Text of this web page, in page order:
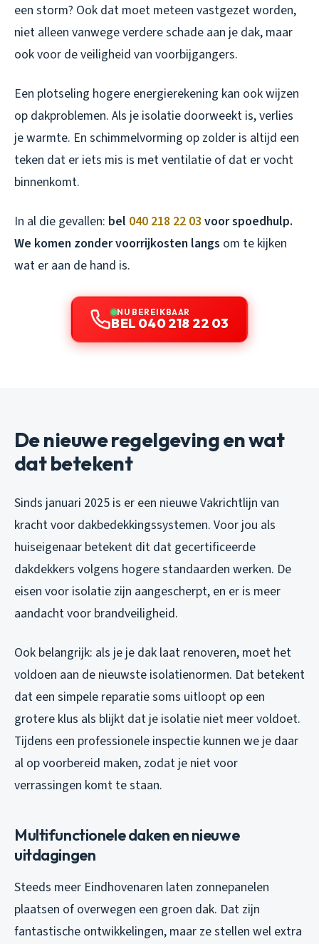
een storm? Ook dat moet meteen vastgezet worden,
niet alleen vanwege verdere schade aan je dak, maar
ook voor de veiligheid van voorbijgangers.
Een plotseling hogere energierekening kan ook wijzen
op dakproblemen. Als je isolatie doorweekt is, verlies
je warmte. En schimmelvorming op zolder is altijd een
teken dat er iets mis is met ventilatie of dat er vocht
binnenkomt.
In al die gevallen: bel 040 218 22 03 voor spoedhulp.
We komen zonder voorrijkosten langs om te kijken
wat er aan de hand is.
NU BEREIKBAAR
BEL 040 218 22 03
De nieuwe regelgeving en wat
dat betekent
Sinds januari 2025 is er een nieuwe Vakrichtlijn van
kracht voor dakbedekkingssystemen. Voor jou als
huiseigenaar betekent dit dat gecertificeerde
dakdekkers volgens hogere standaarden werken. De
eisen voor isolatie zijn aangescherpt, en er is meer
aandacht voor brandveiligheid.
Ook belangrijk: als je je dak laat renoveren, moet het
voldoen aan de nieuwste isolatienormen. Dat betekent
dat een simpele reparatie soms uitloopt op een
grotere klus als blijkt dat je isolatie niet meer voldoet.
Tijdens een professionele inspectie kunnen we je daar
al op voorbereid maken, zodat je niet voor
verrassingen komt te staan.
Multifunctionele daken en nieuwe
uitdagingen
Steeds meer Eindhovenaren laten zonnepanelen
plaatsen of overwegen een groen dak. Dat zijn
fantastische ontwikkelingen, maar ze stellen wel extra